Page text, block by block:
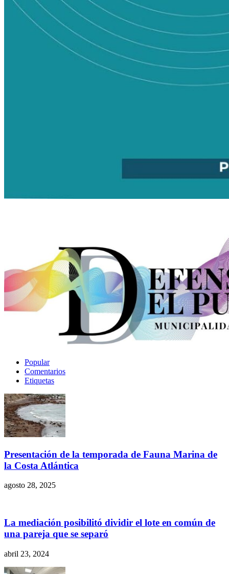
Popular
Comentarios
Etiquetas
Presentación de la temporada de Fauna Marina de
la Costa Atlántica
agosto 28, 2025
La mediación posibilitó dividir el lote en común de
una pareja que se separó
abril 23, 2024